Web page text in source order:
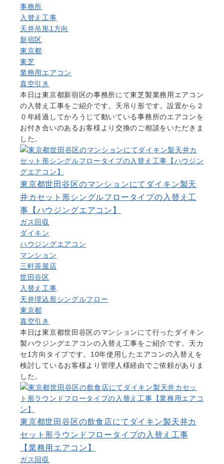
事務所
入替え工事
天井吊形1方向
新宿区
東京都
東芝
業務用エアコン
真空引き
本日は東京都新宿区の事務所にて東芝製業務用エアコン
の入替え工事をご紹介です。天吊り形です。設置から２
０年経過してかろうじて動いている事務所のエアコンを
お付き合いのあるお客様より交換のご相談をいただきま
した。
東京都世田谷区のマンションにてダイキン製天
井カセット形シングルフロータイプの入替え工
事【ハウジングエアコン】
ガス回収
ダイキン
ハウジングエアコン
マンション
三軒茶屋店
世田谷区
入替え工事
天井埋込形シングルフロー
東京都
真空引き
本日は東京都世田谷区のマンションにて行ったダイキン
製ハウジングエアコンの入替え工事をご紹介です。天カ
セ1方向タイプです。10年使用したエアコンの入替えを
検討しているお客様より管理人様経由でご依頼がありま
した。
東京都世田谷区の飲食店にてダイキン製天井カ
セット形ラウンドフロータイプの入替え工事
【業務用エアコン】
ガス回収